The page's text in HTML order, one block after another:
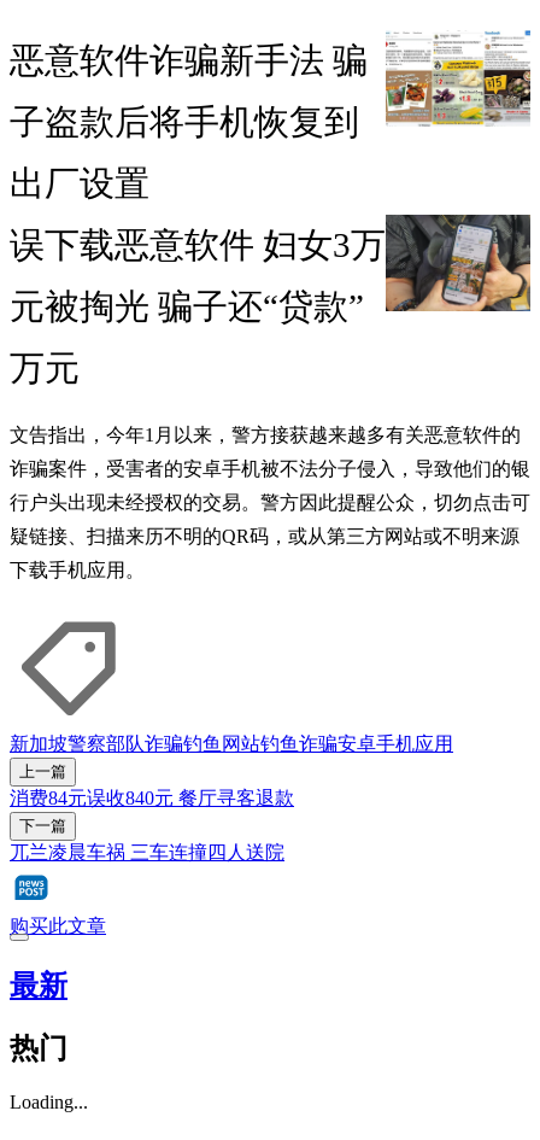
恶意软件诈骗新手法 骗
子盗款后将手机恢复到
出厂设置
误下载恶意软件 妇女3万
元被掏光 骗子还“贷款”
万元
文告指出，今年1月以来，警方接获越来越多有关恶意软件的
诈骗案件，受害者的安卓手机被不法分子侵入，导致他们的银
行户头出现未经授权的交易。警方因此提醒公众，切勿点击可
疑链接、扫描来历不明的QR码，或从第三方网站或不明来源
下载手机应用。
新加坡警察部队诈骗钓鱼网站钓鱼诈骗安卓手机应用
上一篇
消费84元误收840元 餐厅寻客退款
下一篇
兀兰凌晨车祸 三车连撞四人送院
购买此文章
最新
热门
Loading...